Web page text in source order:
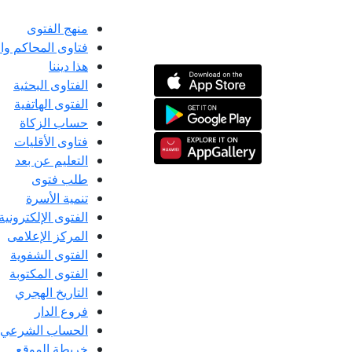
منهج الفتوى
فتاوى المحاكم
هذا ديننا
الفتاوى البحثية
الفتوى الهاتفية
حساب الزكاة
فتاوى الأقليات
التعليم عن بعد
طلب فتوى
تنمية الأسرة
الفتوى الإلكترونية
المركز الإعلامى
الفتوى الشفوية
الفتوى المكتوبة
التاريخ الهجري
فروع الدار
الحساب الشرعي